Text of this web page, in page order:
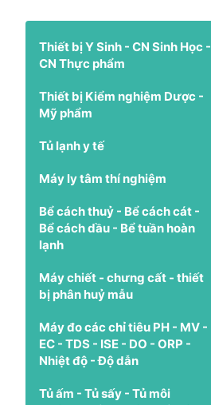
Thiết bị Y Sinh - CN Sinh Học -
CN Thực phẩm
Thiết bị Kiểm nghiệm Dược -
Mỹ phẩm
Tủ lạnh y tế
Máy ly tâm thí nghiệm
Bể cách thuỷ - Bể cách cát -
Bể cách dầu - Bể tuần hoàn
lạnh
Máy chiết - chưng cất - thiết
bị phân huỷ mẫu
Máy đo các chỉ tiêu PH - MV -
EC - TDS - ISE - DO - ORP -
Nhiệt độ - Độ dẫn
Tủ ấm - Tủ sấy - Tủ môi